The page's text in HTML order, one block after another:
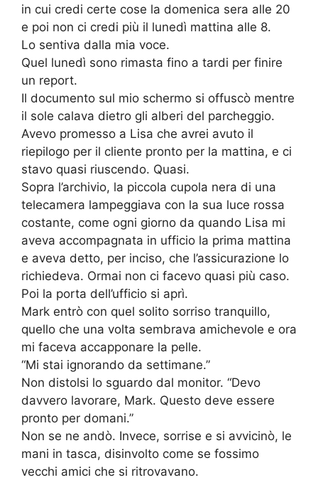
in cui credi certe cose la domenica sera alle 20
e poi non ci credi più il lunedì mattina alle 8.
Lo sentiva dalla mia voce.
Quel lunedì sono rimasta fino a tardi per finire
un report.
Il documento sul mio schermo si offuscò mentre
il sole calava dietro gli alberi del parcheggio.
Avevo promesso a Lisa che avrei avuto il
riepilogo per il cliente pronto per la mattina, e ci
stavo quasi riuscendo. Quasi.
Sopra l’archivio, la piccola cupola nera di una
telecamera lampeggiava con la sua luce rossa
costante, come ogni giorno da quando Lisa mi
aveva accompagnata in ufficio la prima mattina
e aveva detto, per inciso, che l’assicurazione lo
richiedeva. Ormai non ci facevo quasi più caso.
Poi la porta dell’ufficio si aprì.
Mark entrò con quel solito sorriso tranquillo,
quello che una volta sembrava amichevole e ora
mi faceva accapponare la pelle.
“Mi stai ignorando da settimane.”
Non distolsi lo sguardo dal monitor. “Devo
davvero lavorare, Mark. Questo deve essere
pronto per domani.”
Non se ne andò. Invece, sorrise e si avvicinò, le
mani in tasca, disinvolto come se fossimo
vecchi amici che si ritrovavano.